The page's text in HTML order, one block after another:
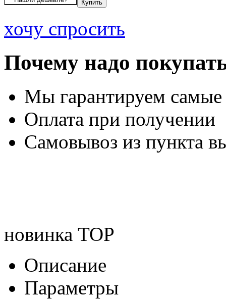
хочу спросить
Почему надо
Мы гарантируем
Оплата при получении
Самовывоз из пункта
новинка TOP
Описание
Параметры